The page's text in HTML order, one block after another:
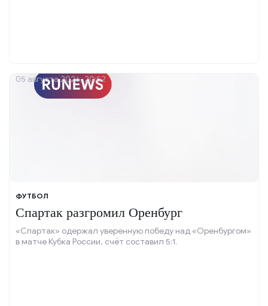
ФУТБОЛ
Спартак разгромил Оренбург
«Спартак» одержал уверенную победу над «Оренбургом»
в матче Кубка России, счёт составил 5:1.
05 августа 2026, 20:52